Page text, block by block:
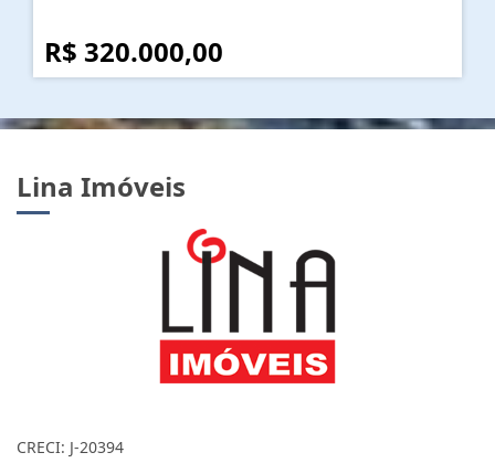
R$ 320.000,00
Lina Imóveis
CRECI: J-20394